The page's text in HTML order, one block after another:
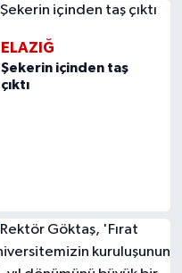
ELAZIĞ
Şekerin içinden taş
çıktı